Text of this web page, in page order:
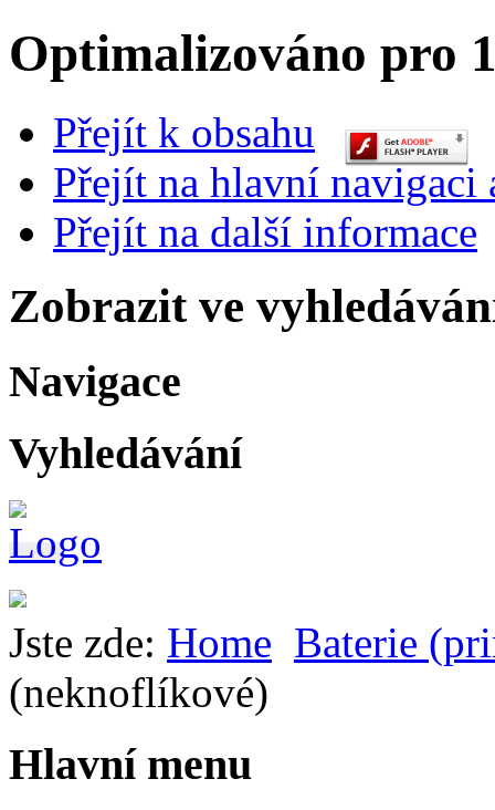
Optimalizováno pro
Přejít k obsahu
Přejít na hlavní navigaci
Přejít na další informace
Zobrazit ve
Navigace
Vyhledávání
Jste zde: Home Baterie
(neknoflíkové)
Hlavní menu